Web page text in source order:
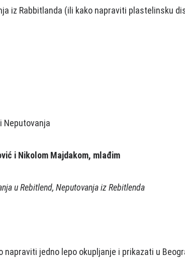
iz Rabbitlanda (ili kako napraviti plastelinsku
Neputovanja
i Nikolom Majdakom, mlađim
u Rebitlend, Neputovanja iz Rebitlenda
napraviti jedno lepo okupljanje i prikazati u